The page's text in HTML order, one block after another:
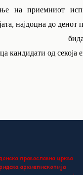
на приемниот
најдоцна до
кандидати од